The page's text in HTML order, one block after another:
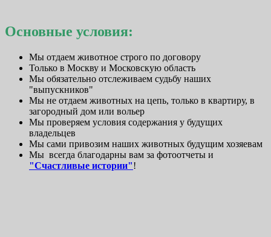
Основные условия:
Мы отдаем животное строго по договору
Только в Москву и Московскую область
Мы обязательно отслеживаем судьбу наших
"выпускников"
Мы не отдаем животных на цепь, только в квартиру, в
загородный дом или вольер
Мы проверяем условия содержания у будущих
владельцев
Мы сами привозим наших животных будущим хозяевам
Мы всегда благодарны вам за фотоотчеты и
"Счастливые истории"!